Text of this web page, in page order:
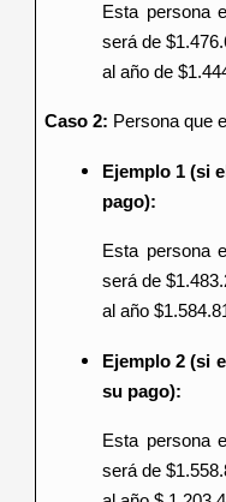
Esta persona
será de
al año de
Caso 2: Persona que
Ejemplo 1 (si
pago):
Esta persona
será de
al año
Ejemplo 2 (si
su pago):
Esta persona
será de